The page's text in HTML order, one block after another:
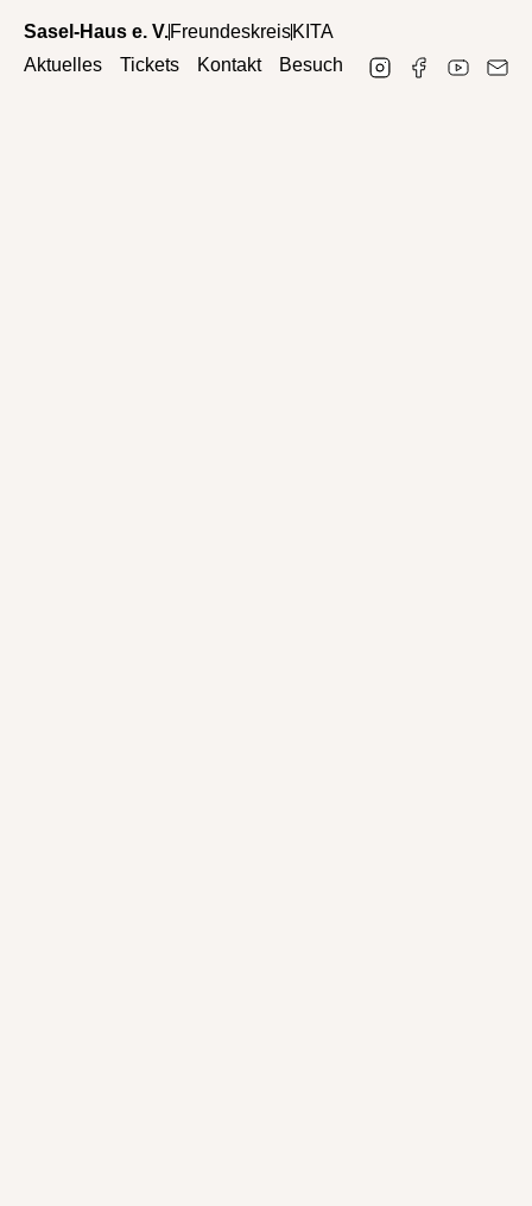
Sasel-Haus e. V.FreundeskreisKITA
Aktuelles
Tickets Kontakt Besuch